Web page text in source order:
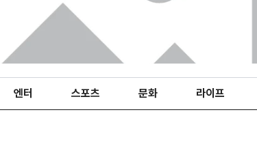
엔터 스포츠 문화 라이프